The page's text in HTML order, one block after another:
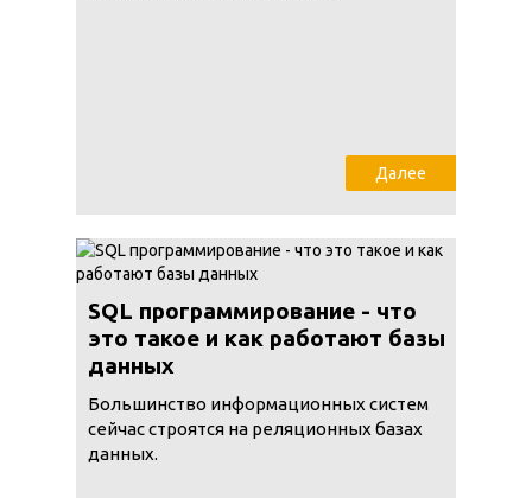
Далее
SQL программирование - что
это такое и как работают базы
данных
Большинство информационных систем
сейчас строятся на реляционных базах
данных.